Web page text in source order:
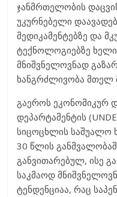
ჯანმრთელობის
უკურნებელი
მედიკამენტებზე და
ტექნოლოგიებზე
მნიშვნელოვნად
ხანგრძლივობა
გაეროს ეკონომიკურ
დეპარტამენტის
სიცოცხლის საშუალო
30 წლის
განვითარებულ, ისე
საკმაოდ
ტენდენციაა, რაც